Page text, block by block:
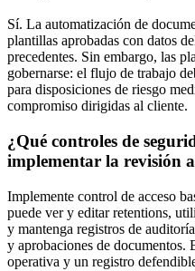
Sí. La automatización de
plantillas aprobadas con datos
precedentes. Sin embargo, las
gobernarse: el flujo de trabajo
para disposiciones de riesgo
compromiso dirigidas al cliente.
¿Qué controles de
implementar la revisión
Implemente control de acceso
puede ver y editar retentions,
y mantenga registros de
y aprobaciones de documentos.
operativa y un registro